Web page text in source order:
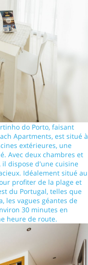
do Porto, faisant
Apartments, est situé à
extérieures, une
Avec deux chambres et
dispose d'une cuisine
Idéalement situé au
profiter de la plage et
du Portugal, telles que
les vagues géantes de
30 minutes en
heure de route.